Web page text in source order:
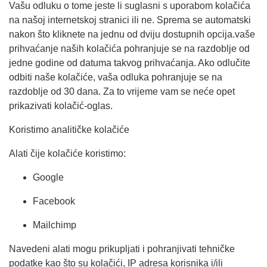
Vašu odluku o tome jeste li suglasni s uporabom kolačića
na našoj internetskoj stranici ili ne. Sprema se automatski
nakon što kliknete na jednu od dviju dostupnih opcija.vaše
prihvaćanje naših kolačića pohranjuje se na razdoblje od
jedne godine od datuma takvog prihvaćanja. Ako odlučite
odbiti naše kolačiće, vaša odluka pohranjuje se na
razdoblje od 30 dana. Za to vrijeme vam se neće opet
prikazivati kolačić-oglas.
Koristimo analitičke kolačiće
Alati čije kolačiće koristimo:
Google
Facebook
Mailchimp
Navedeni alati mogu prikupljati i pohranjivati tehničke
podatke kao što su kolačići, IP adresa korisnika i/ili